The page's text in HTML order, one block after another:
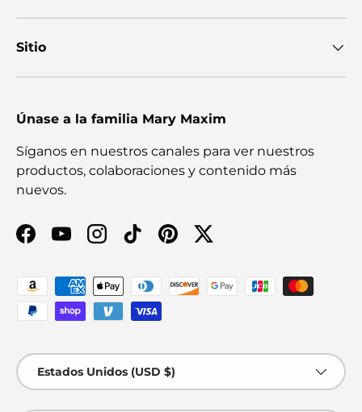
Sitio
Únase a la familia Mary Maxim
Síganos en nuestros canales para ver nuestros
productos, colaboraciones y contenido más
nuevos.
Facebook
YouTubeInstagram
TikTokPinterestTwitter
Formas de pago aceptadas
País/Región
Estados Unidos (USD $)